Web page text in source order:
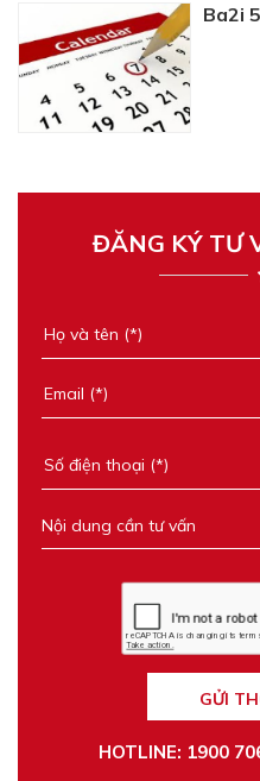
Ba2i
ĐĂNG KÝ TƯ
GỬI
HOTLINE: 1900